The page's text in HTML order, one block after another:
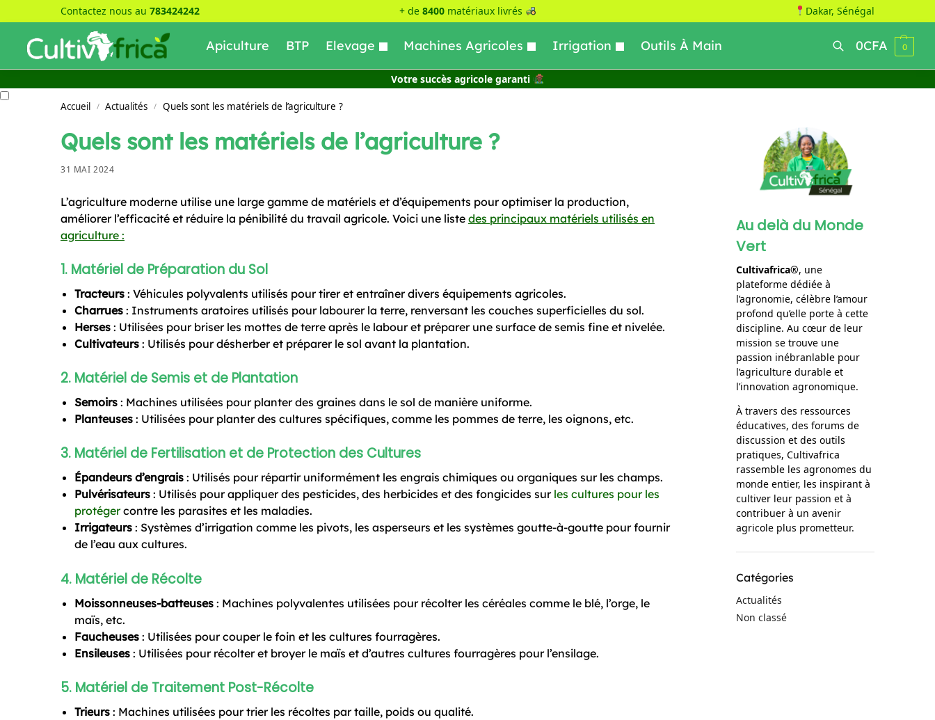
Contactez nous au 783424242 + de 8400matériaux livrés Dakar, Sénégal
Apiculture BTP Elevage Machines Agricoles Irrigation Outils À Main
Recherche
Recherche
0CFA 0
Votre succès agricole garanti
Accueil / Actualités / Quels sont les matériels de l’agriculture ?
Quels sont les matériels de l’agriculture ?
31 MAI 2024
L’agriculture moderne utilise une large gamme de matériels et d’équipements pour optimiser la production,
améliorer l’efficacité et réduire la pénibilité du travail agricole. Voici une liste des principaux matériels utilisés en
agriculture :
1. Matériel de Préparation du Sol
Tracteurs : Véhicules polyvalents utilisés pour tirer et entraîner divers équipements agricoles.
Charrues : Instruments aratoires utilisés pour labourer la terre, renversant les couches superficielles du sol.
Herses : Utilisées pour briser les mottes de terre après le labour et préparer une surface de semis fine et nivelée.
Cultivateurs : Utilisés pour désherber et préparer le sol avant la plantation.
2. Matériel de Semis et de Plantation
Semoirs : Machines utilisées pour planter des graines dans le sol de manière uniforme.
Planteuses : Utilisées pour planter des cultures spécifiques, comme les pommes de terre, les oignons, etc.
3. Matériel de Fertilisation et de Protection des Cultures
Épandeurs d’engrais : Utilisés pour répartir uniformément les engrais chimiques ou organiques sur les champs.
Pulvérisateurs : Utilisés pour appliquer des pesticides, des herbicides et des fongicides sur les cultures pour les
protégercontre les parasites et les maladies.
Irrigateurs : Systèmes d’irrigation comme les pivots, les asperseurs et les systèmes goutte-à-goutte pour fournir
de l’eau aux cultures.
4. Matériel de Récolte
Moissonneuses-batteuses : Machines polyvalentes utilisées pour récolter les céréales comme le blé, l’orge, le
maïs, etc.
Faucheuses : Utilisées pour couper le foin et les cultures fourragères.
Ensileuses : Utilisées pour récolter et broyer le maïs et d’autres cultures fourragères pour l’ensilage.
5. Matériel de Traitement Post-Récolte
Trieurs : Machines utilisées pour trier les récoltes par taille, poids ou qualité.
Au delà du Monde
Vert
Cultivafrica®, une
plateforme dédiée à
l’agronomie, célèbre l’amour
profond qu’elle porte à cette
discipline. Au cœur de leur
mission se trouve une
passion inébranlable pour
l’agriculture durable et
l’innovation agronomique.
À travers des ressources
éducatives, des forums de
discussion et des outils
pratiques, Cultivafrica
rassemble les agronomes du
monde entier, les inspirant à
cultiver leur passion et à
contribuer à un avenir
agricole plus prometteur.
Catégories
Actualités
Non classé